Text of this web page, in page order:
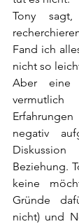
Tony
Fand ich
nicht so
Aber
negativ
Beziehung.
keine
Gründe
nicht) und